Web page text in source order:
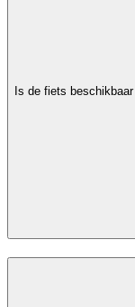
Is de fiets